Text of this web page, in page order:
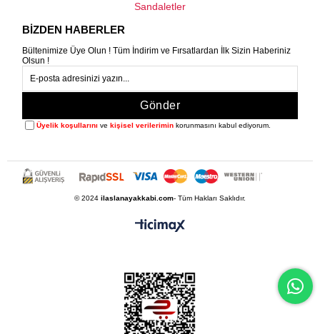
Sandaletler
BİZDEN HABERLER
Bültenimize Üye Olun ! Tüm İndirim ve Fırsatlardan İlk Sizin Haberiniz
Olsun !
Gönder
Üyelik koşullarını ve kişisel verilerimin korunmasını kabul ediyorum.
© 2024 ilaslanayakkabi.com- Tüm Hakları Saklıdır.